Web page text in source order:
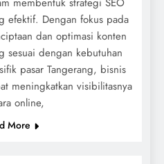
efektif. Dengan fokus pada
dan optimasi konten
sesuai dengan kebutuhan
pasar Tangerang, bisnis
meningkatkan visibilitasnya
online,
More